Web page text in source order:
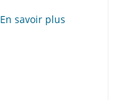
En savoir plus